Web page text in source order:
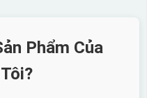
Phẩm Của